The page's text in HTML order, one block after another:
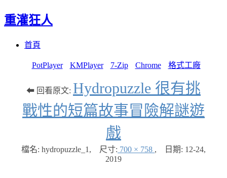
重灌狂人
首頁
PotPlayer KMPlayer 7-Zip Chrome 格式工廠
⬅ 回看原文: Hydropuzzle 很有挑
戰性的短篇故事冒險解謎遊
戲
檔名: hydropuzzle_1 , 尺寸: 700 × 758 , 日期: 12-24,
2019